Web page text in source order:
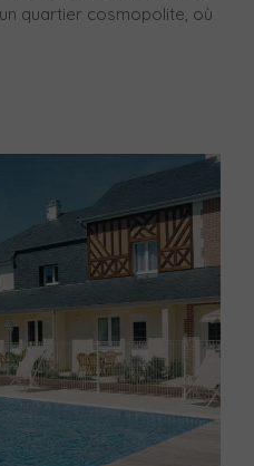
quartier cosmopolite, où